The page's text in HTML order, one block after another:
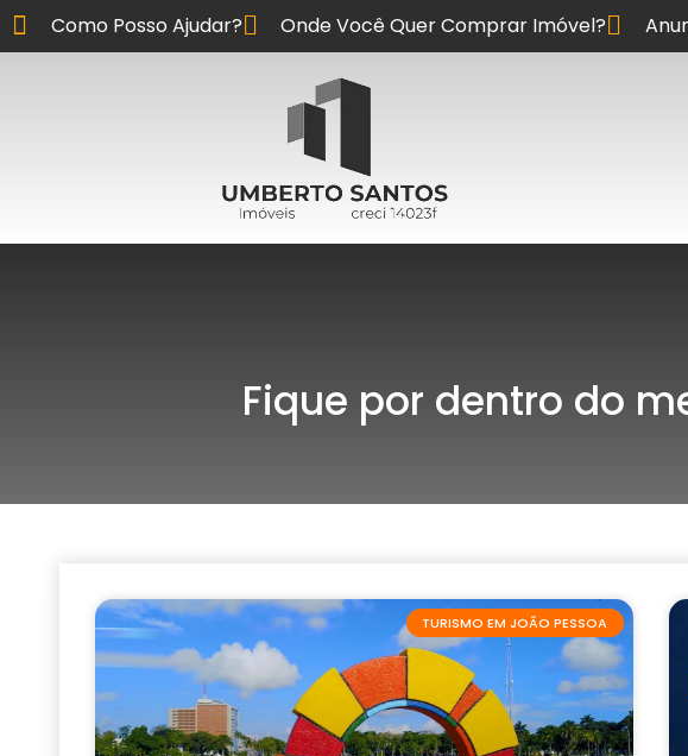
Como Posso Ajudar? Onde Você Quer Comprar Imóvel?
Fique por dentro do
TURISMO EM JOÃO PESSOA